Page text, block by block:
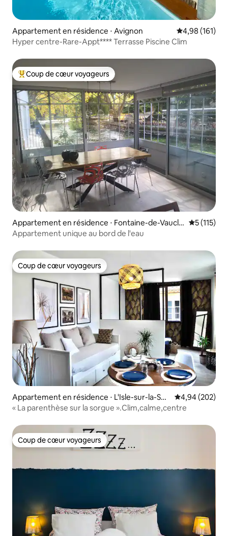
Appartement en résidence ⋅ Avignon Évaluation
4,98 (161)
Hyper centre-Rare-Appt**** Terrasse Piscine Clim
Coups de cœur voyageurs les plus appréciés
Coup de cœur voyageurs
Appartement en résidence ⋅ Fontaine-de-Vauclu
se
Évaluation
5 (115)
Appartement unique au bord de l'eau
Coup de cœur voyageurs
Coup de cœur voyageurs
Appartement en résidence ⋅ L'Isle-sur-la-Sor
gue
Évaluation
4,94 (202)
« La parenthèse sur la sorgue ».Clim,calme,centre
Coup de cœur voyageurs
Coup de cœur voyageurs